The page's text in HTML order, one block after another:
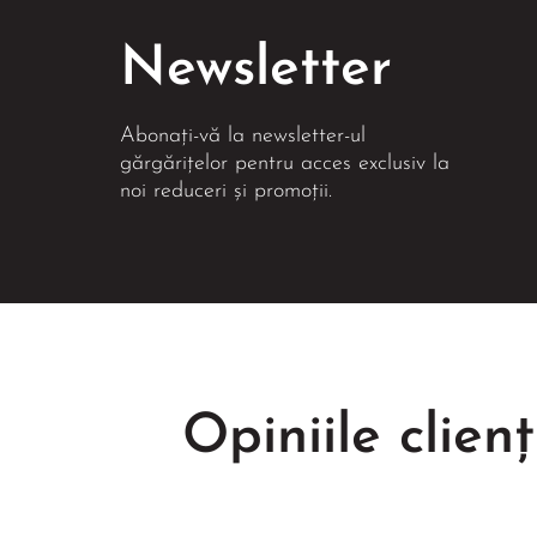
Newsletter
Abonați-vă la newsletter-ul
gărgărițelor pentru acces exclusiv la
noi reduceri și promoții.
Opiniile